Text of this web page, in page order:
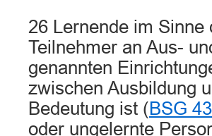
26 Lernende im
Teilnehmer an Aus-
genannten
zwischen Ausbildung
Bedeutung ist (BSG
oder ungelernte